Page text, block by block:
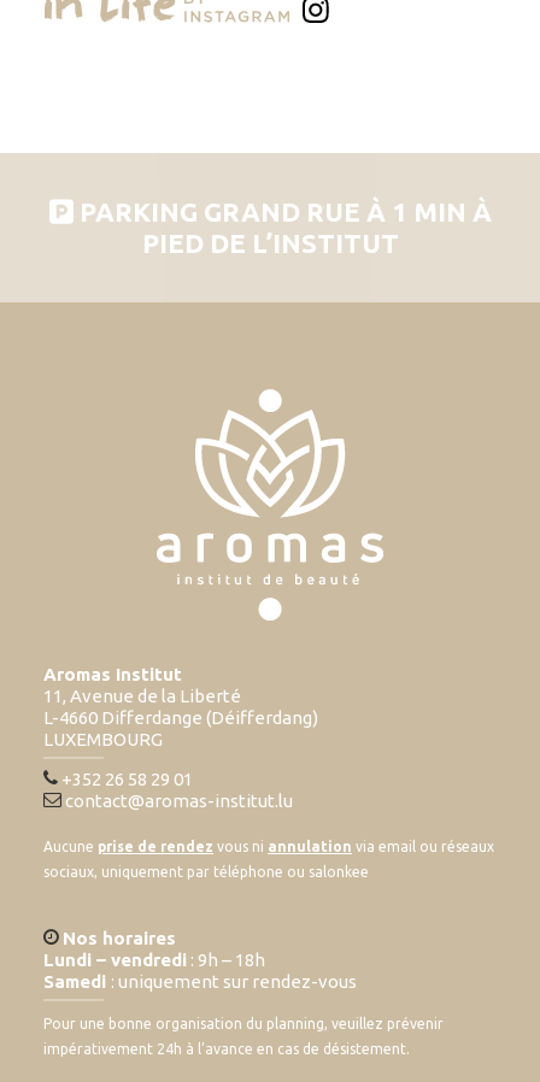
PARKING GRAND RUE À 1 MIN À
PIED DE L’INSTITUT
Aromas Institut
11, Avenue de la Liberté
L-4660 Differdange (Déifferdang)
LUXEMBOURG
+352 26 58 29 01
contact@aromas-institut.lu
Aucune prise de rendez vous ni annulation via email ou réseaux
sociaux, uniquement par téléphone ou salonkee
Nos horaires
Lundi – vendredi : 9h – 18h
Samedi : uniquement sur rendez-vous
Pour une bonne organisation du planning, veuillez prévenir
impérativement 24h à l’avance en cas de désistement.